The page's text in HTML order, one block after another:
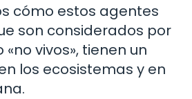
cómo estos agentes
son considerados por
vivos», tienen un
los ecosistemas y en